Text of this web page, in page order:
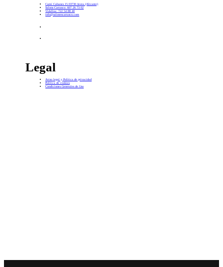
Camí Cabanes 15 03730 Javea (Alicante)
Salons Carrasco: 607 26 73 02
Vidafina: 722 54 88 40
info@salonescarrasco.com
Legal
Aviso legal y Política de privacidad
Política de cookies
Condiciones Generales de Uso